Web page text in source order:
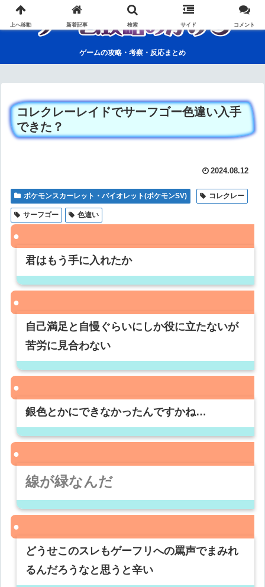
ゲームの攻略・考察・反応まとめ
コレクレーレイドでサーフゴー色違い入手
できた？
2024.08.12
ポケモンスカーレット・バイオレット(ポケモンSV) コレクレー
サーフゴー 色違い
君はもう手に入れたか
自己満足と自慢ぐらいにしか役に立たないが
苦労に見合わない
銀色とかにできなかったんですかね…
線が緑なんだ
どうせこのスレもゲーフリへの罵声でまみれ
るんだろうなと思うと辛い
上へ移動 新着記事 検索 サイド コメント